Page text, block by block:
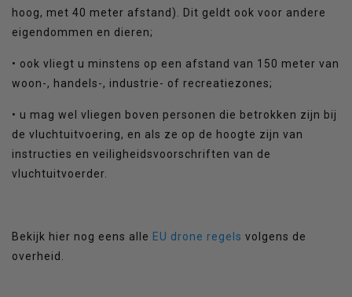
hoog, met 40 meter afstand). Dit geldt ook voor andere
eigendommen en dieren;
• ook vliegt u minstens op een afstand van 150 meter van
woon-, handels-, industrie- of recreatiezones;
• u mag wel vliegen boven personen die betrokken zijn bij
de vluchtuitvoering, en als ze op de hoogte zijn van
instructies en veiligheidsvoorschriften van de
vluchtuitvoerder.
Bekijk hier nog eens alle EU drone regels volgens de
overheid.